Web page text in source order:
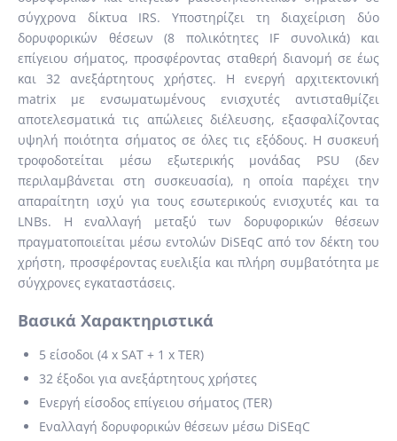
σύγχρονα δίκτυα IRS. Υποστηρίζει τη διαχείριση δύο
δορυφορικών θέσεων (8 πολικότητες IF συνολικά) και
επίγειου σήματος, προσφέροντας σταθερή διανομή σε έως
και 32 ανεξάρτητους χρήστες. Η ενεργή αρχιτεκτονική
matrix με ενσωματωμένους ενισχυτές αντισταθμίζει
αποτελεσματικά τις απώλειες διέλευσης, εξασφαλίζοντας
υψηλή ποιότητα σήματος σε όλες τις εξόδους. Η συσκευή
τροφοδοτείται μέσω εξωτερικής μονάδας PSU (δεν
περιλαμβάνεται στη συσκευασία), η οποία παρέχει την
απαραίτητη ισχύ για τους εσωτερικούς ενισχυτές και τα
LNBs. Η εναλλαγή μεταξύ των δορυφορικών θέσεων
πραγματοποιείται μέσω εντολών DiSEqC από τον δέκτη του
χρήστη, προσφέροντας ευελιξία και πλήρη συμβατότητα με
σύγχρονες εγκαταστάσεις.
Βασικά Χαρακτηριστικά
5 είσοδοι (4 x SAT + 1 x TER)
32 έξοδοι για ανεξάρτητους χρήστες
Ενεργή είσοδος επίγειου σήματος (TER)
Εναλλαγή δορυφορικών θέσεων μέσω DiSEqC